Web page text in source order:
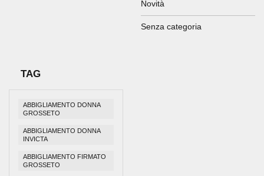
Novità
Senza categoria
TAG
ABBIGLIAMENTO DONNA
GROSSETO
ABBIGLIAMENTO DONNA
INVICTA
ABBIGLIAMENTO FIRMATO
GROSSETO